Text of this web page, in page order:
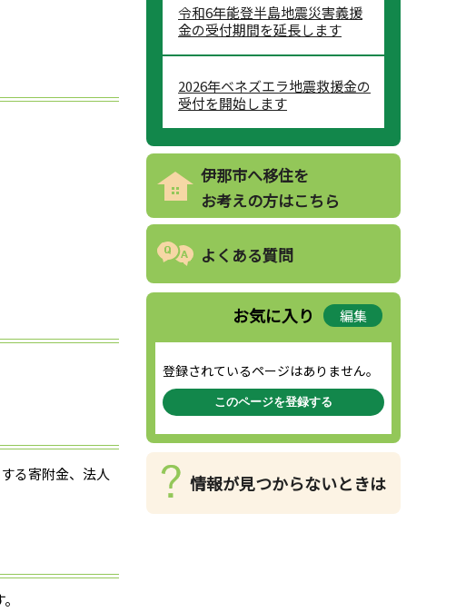
る寄附金、法人
令和6年能登半島地震災害義援
金の受付期間を延長します
2026年ベネズエラ地震救援金の
受付を開始します
伊那市へ移住を
お考えの方はこちら
よくある質問
お気に入り 編集
登録されているページはありません。
このページを登録する
情報が見つからないときは